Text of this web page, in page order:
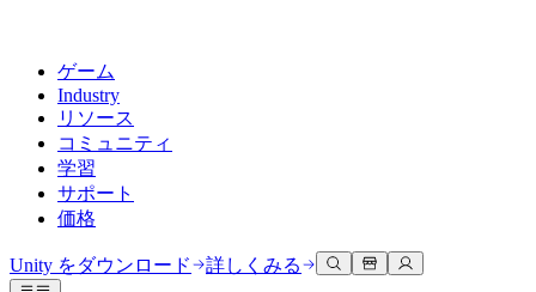
ゲーム
Industry
リソース
コミュニティ
学習
サポート
価格
Unity をダウンロード 詳しくみる